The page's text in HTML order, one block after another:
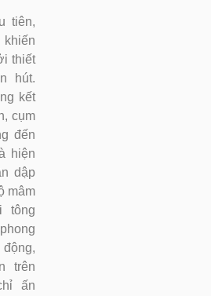
tiên,
thiết
hút.
kết
cụm
đến
hiện
dập
mâm
tông
trên
ấn